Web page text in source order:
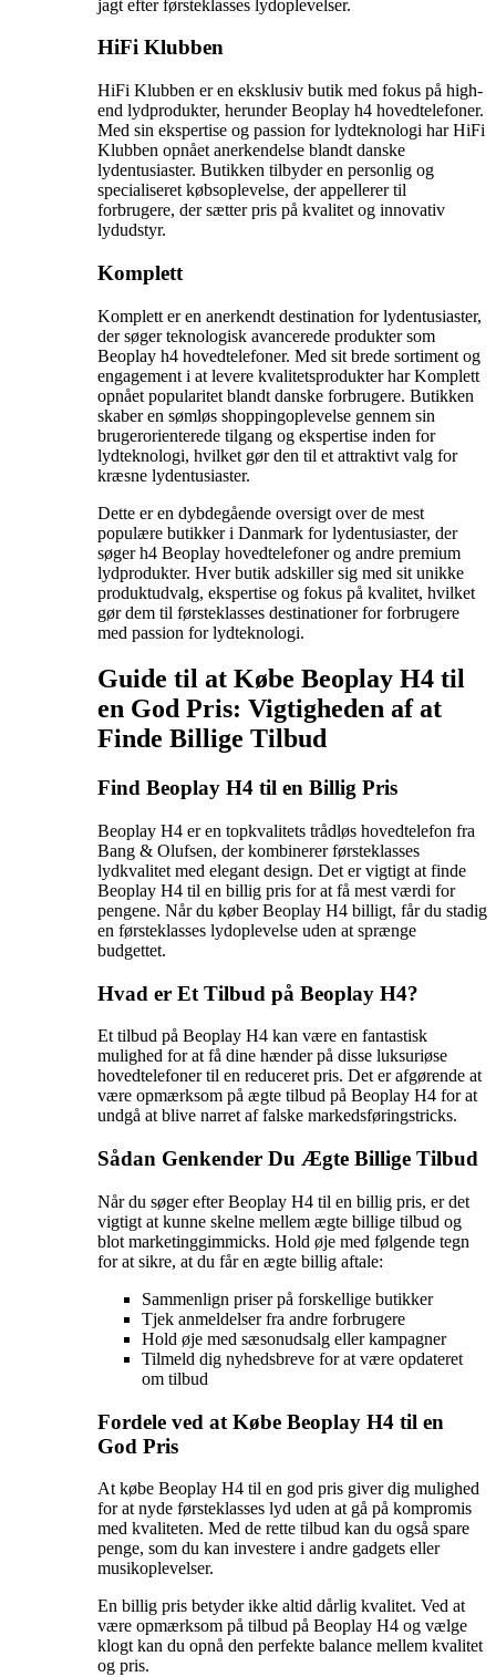
jagt efter førsteklasses lydoplevelser.
HiFi Klubben
HiFi Klubben er en eksklusiv butik med fokus på high-
end lydprodukter, herunder Beoplay h4 hovedtelefoner.
Med sin ekspertise og passion for lydteknologi har HiFi
Klubben opnået anerkendelse blandt danske
lydentusiaster. Butikken tilbyder en personlig og
specialiseret købsoplevelse, der appellerer til
forbrugere, der sætter pris på kvalitet og innovativ
lydudstyr.
Komplett
Komplett er en anerkendt destination for lydentusiaster,
der søger teknologisk avancerede produkter som
Beoplay h4 hovedtelefoner. Med sit brede sortiment og
engagement i at levere kvalitetsprodukter har Komplett
opnået popularitet blandt danske forbrugere. Butikken
skaber en sømløs shoppingoplevelse gennem sin
brugerorienterede tilgang og ekspertise inden for
lydteknologi, hvilket gør den til et attraktivt valg for
kræsne lydentusiaster.
Dette er en dybdegående oversigt over de mest
populære butikker i Danmark for lydentusiaster, der
søger h4 Beoplay hovedtelefoner og andre premium
lydprodukter. Hver butik adskiller sig med sit unikke
produktudvalg, ekspertise og fokus på kvalitet, hvilket
gør dem til førsteklasses destinationer for forbrugere
med passion for lydteknologi.
Guide til at Købe Beoplay H4 til
en God Pris: Vigtigheden af at
Finde Billige Tilbud
Find Beoplay H4 til en Billig Pris
Beoplay H4 er en topkvalitets trådløs hovedtelefon fra
Bang & Olufsen, der kombinerer førsteklasses
lydkvalitet med elegant design. Det er vigtigt at finde
Beoplay H4 til en billig pris for at få mest værdi for
pengene. Når du køber Beoplay H4 billigt, får du stadig
en førsteklasses lydoplevelse uden at sprænge
budgettet.
Hvad er Et Tilbud på Beoplay H4?
Et tilbud på Beoplay H4 kan være en fantastisk
mulighed for at få dine hænder på disse luksuriøse
hovedtelefoner til en reduceret pris. Det er afgørende at
være opmærksom på ægte tilbud på Beoplay H4 for at
undgå at blive narret af falske markedsføringstricks.
Sådan Genkender Du Ægte Billige Tilbud
Når du søger efter Beoplay H4 til en billig pris, er det
vigtigt at kunne skelne mellem ægte billige tilbud og
blot marketinggimmicks. Hold øje med følgende tegn
for at sikre, at du får en ægte billig aftale:
Sammenlign priser på forskellige butikker
Tjek anmeldelser fra andre forbrugere
Hold øje med sæsonudsalg eller kampagner
Tilmeld dig nyhedsbreve for at være opdateret
om tilbud
Fordele ved at Købe Beoplay H4 til en
God Pris
At købe Beoplay H4 til en god pris giver dig mulighed
for at nyde førsteklasses lyd uden at gå på kompromis
med kvaliteten. Med de rette tilbud kan du også spare
penge, som du kan investere i andre gadgets eller
musikoplevelser.
En billig pris betyder ikke altid dårlig kvalitet. Ved at
være opmærksom på tilbud på Beoplay H4 og vælge
klogt kan du opnå den perfekte balance mellem kvalitet
og pris.